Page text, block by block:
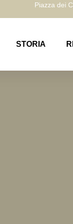
Piazza dei
STORIA